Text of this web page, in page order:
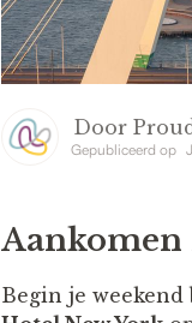
Door
Gepubliceerd op
Aankomen
Begin je